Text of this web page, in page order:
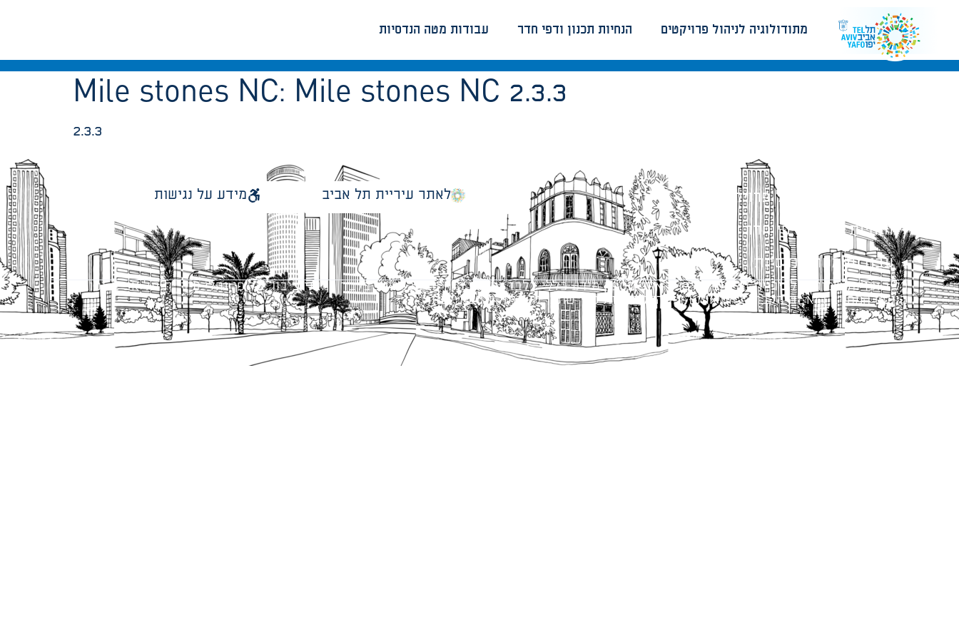
עבודות מטה הנדסיות הנחיות תכנון ודפי חדר מתודולוגיה לניהול פרויקטים
Mile stones NC: Mile stones NC 2.3.3
2.3.3
עבודות מטה הנדסיות
הנחיות תכנון ודפי חדר
מתודולוגיה לניהול פרויקטים לאתר עיריית תל אביב מידע על נגישות
כל הזכויות שמורות לעיריית תל-אביב-יפו. האתר מספק מידע כללי בלבד ומאגד הנחיות תכנוניות בלבד למבני ציבור על פי נהלי עיריית תל אביב-יפו.
הנוסח המחייב הוא זה הקבוע בהוראות הדין הרלוונטיות כפי שתהיינה בתוקף מעת לעת.